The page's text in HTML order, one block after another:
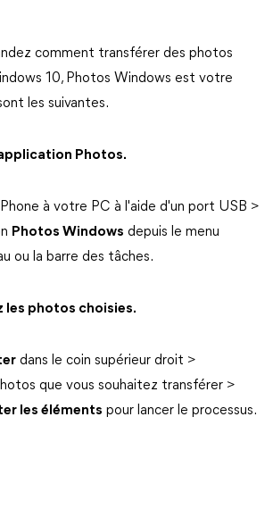
comment transférer des photos
10, Photos Windows est votre
les suivantes.
Photos.
à votre PC à l'aide d'un port USB >
Photos Windows depuis le menu
ou la barre des tâches.
les photos choisies.
dans le coin supérieur droit >
que vous souhaitez transférer >
les éléments pour lancer le processus.